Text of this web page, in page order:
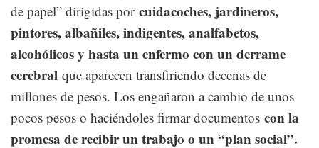
de papel” dirigidas por cuidacoches, jardineros,
pintores, albañiles, indigentes, analfabetos,
alcohólicos y hasta un enfermo con un derrame
cerebral que aparecen transfiriendo decenas de
millones de pesos. Los engañaron a cambio de unos
pocos pesos o haciéndoles firmar documentos con la
promesa de recibir un trabajo o un “plan social”.